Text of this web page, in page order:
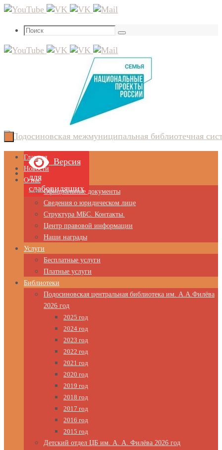
Перейти
содержимому
Что
Поиск
Версия
для
слабовидящих
Перейти
содержимому
Главная
Новости
О нас
Официальные документы
Сведения о юридическом лице
Структура МБС. Контакты.
Центр правовой информации
Наши награды
Услуги
Бесплатные услуги
Платные услуги
Библиотеки
Подосиновская центральная библиотека им. А.А.Филёва
2026 год
2025 год
2024 год
2023 год
2022 год
2021 год
2020 год
2019 год
2018 год
2017 год
2016 год
2015 год
Детский отдел ЦБ им. А. А. Филёва 2026 год